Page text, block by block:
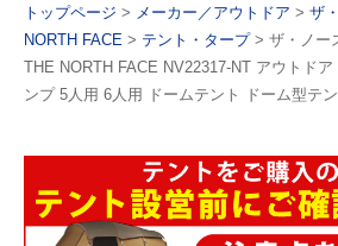
トップページ > メーカー／アウトドア > ザ
NORTH FACE > テント・タープ> ザ・ノー
THE NORTH FACE NV22317-NT アウトド
ンプ 5人用 6人用 ドームテント ドーム型テ